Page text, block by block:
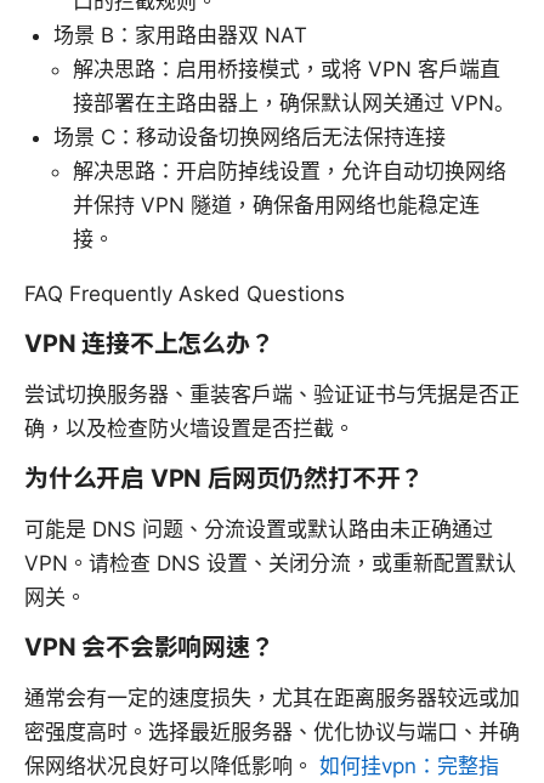
场景 B：家用路由器双 NAT
解决思路：启用桥接模式，或将 VPN 客户端直
接部署在主路由器上，确保默认网关通过 VPN。
场景 C：移动设备切换网络后无法保持连接
解决思路：开启防掉线设置，允许自动切换网络
并保持 VPN 隧道，确保备用网络也能稳定连
接。
FAQ Frequently Asked Questions
VPN 连接不上怎么办？
尝试切换服务器、重装客户端、验证证书与凭据是否正
确，以及检查防火墙设置是否拦截。
为什么开启 VPN 后网页仍然打不开？
可能是 DNS 问题、分流设置或默认路由未正确通过
VPN。请检查 DNS 设置、关闭分流，或重新配置默认
网关。
VPN 会不会影响网速？
通常会有一定的速度损失，尤其在距离服务器较远或加
密强度高时。选择最近服务器、优化协议与端口、并确
保网络状况良好可以降低影响。 如何挂vpn：完整指